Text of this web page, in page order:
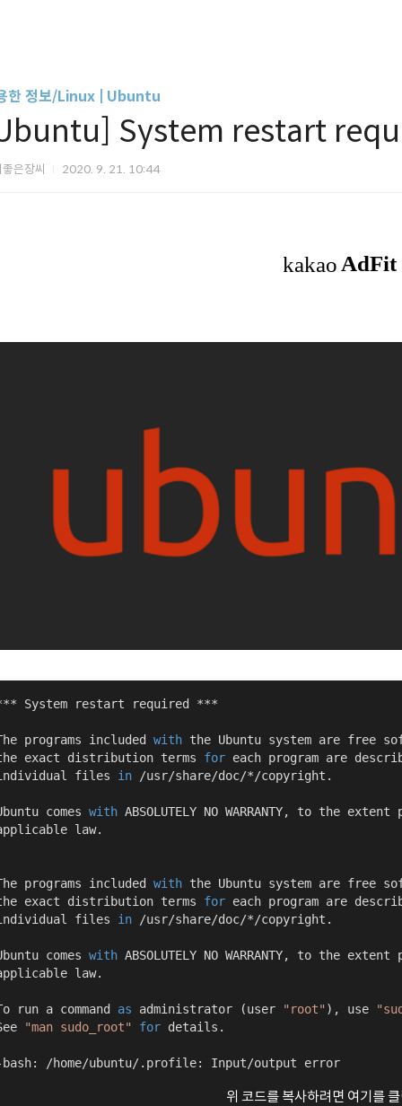
한 정보/Linux | Ubuntu
System restart
은장씨 2020. 9. 21. 10:44
System restart required ***
programs included with the Ubuntu system are free
exact distribution terms for each program are
files in /usr/share/doc/*/copyright.
comes with ABSOLUTELY NO WARRANTY, to the
law.
programs included with the Ubuntu system are free
exact distribution terms for each program are
files in /usr/share/doc/*/copyright.
comes with ABSOLUTELY NO WARRANTY, to the
law.
run a command as administrator (user "root" ), use
"man sudo_root" for details.
/home/ubuntu/.profile: Input/output error
위 코드를 복사하려면 여기를